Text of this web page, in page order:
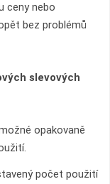
ceny nebo
bez problémů
slevových
opakovaně
počet použití